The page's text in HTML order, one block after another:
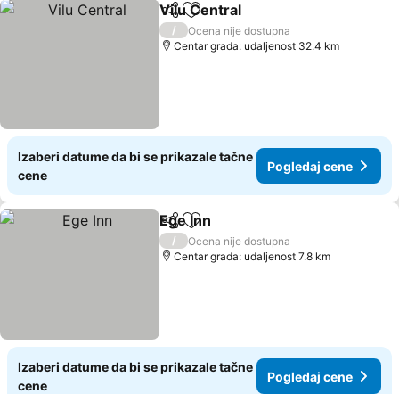
Deli Dodati u favorite
Vilu Central
/
Ocena nije dostupna
Centar grada: udaljenost 32.4 km
Izaberi datume da bi se prikazale tačne
cene
Pogledaj cene
Deli Dodati u favorite
Ege Inn
/
Ocena nije dostupna
Centar grada: udaljenost 7.8 km
Izaberi datume da bi se prikazale tačne
cene
Pogledaj cene